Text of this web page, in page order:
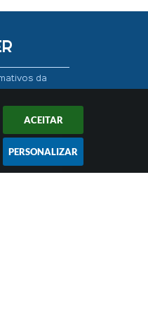
ACEITAR
PERSONALIZAR
da